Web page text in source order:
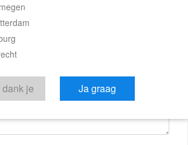
je bericht
te sturen kom je in contact met de
van de woning.
je Ja graag